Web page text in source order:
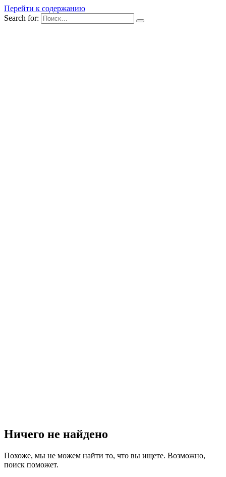
Перейти к содержанию
Search for:
Ничего не найдено
Похоже, мы не можем найти то, что вы ищете. Возможно,
поиск поможет.